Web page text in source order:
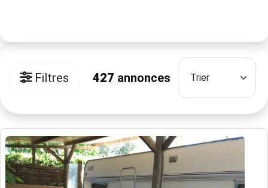
Filtres 427 annonces